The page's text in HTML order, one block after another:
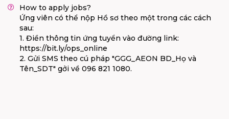
How to apply jobs?
Ứng viên có thể nộp Hồ sơ theo một trong các cách
sau:
1. Điền thông tin ứng tuyển vào đường link:
https://bit.ly/ops_online
2. Gửi SMS theo cú pháp "GGG_AEON BD_Họ và
Tên_SDT" gởi về 096 821 1080.